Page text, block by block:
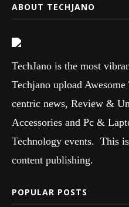
ABOUT TECHJANO
TechJano is the most
Techjano upload
centric news, Review &
Accessories and Pc &
Technology events. This
content publishing.
POPULAR POSTS